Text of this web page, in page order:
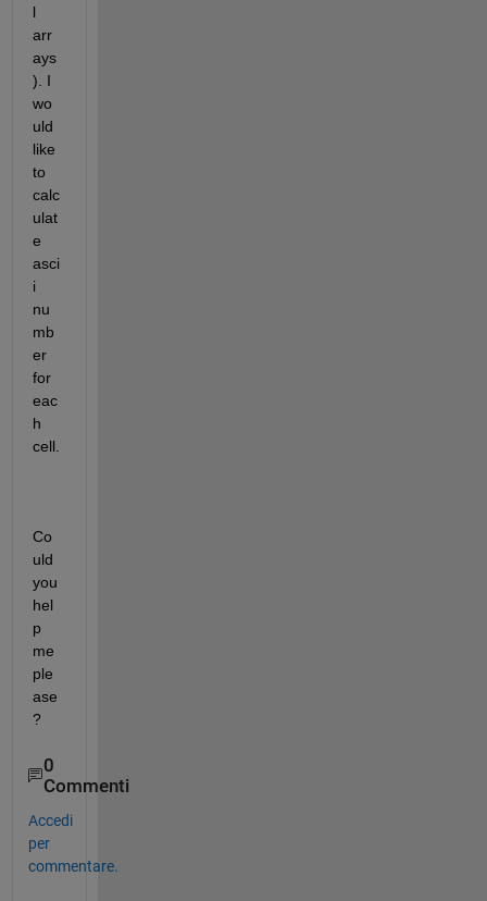
l
arr
ays
). I
wo
uld
like
to
calc
ulat
e
asci
i
nu
mb
er
for
eac
h
cell.
Co
uld
you
hel
p
me
ple
ase
?
0
Commenti
Accedi
per
commentare.